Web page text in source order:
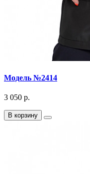
Модель №2414
3 050 р.
В корзину